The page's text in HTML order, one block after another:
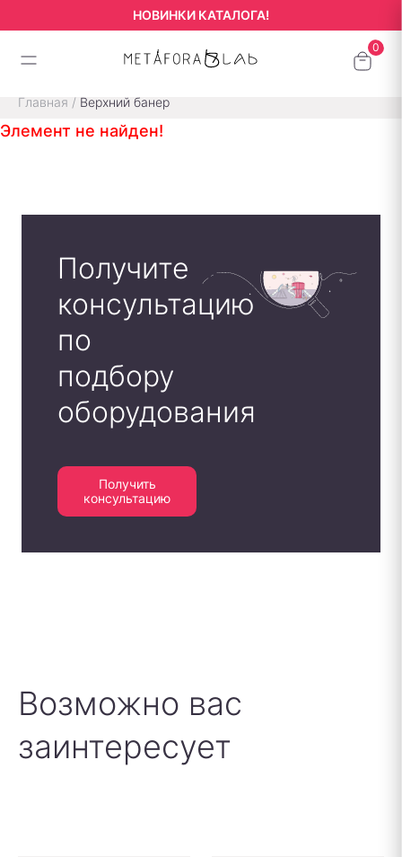
НОВИНКИ КАТАЛОГА!
Главная / Верхний банер
Элемент не найден!
Получите
консультацию
по
подбору
оборудования
Получить
консультацию
Возможно вас
заинтересует